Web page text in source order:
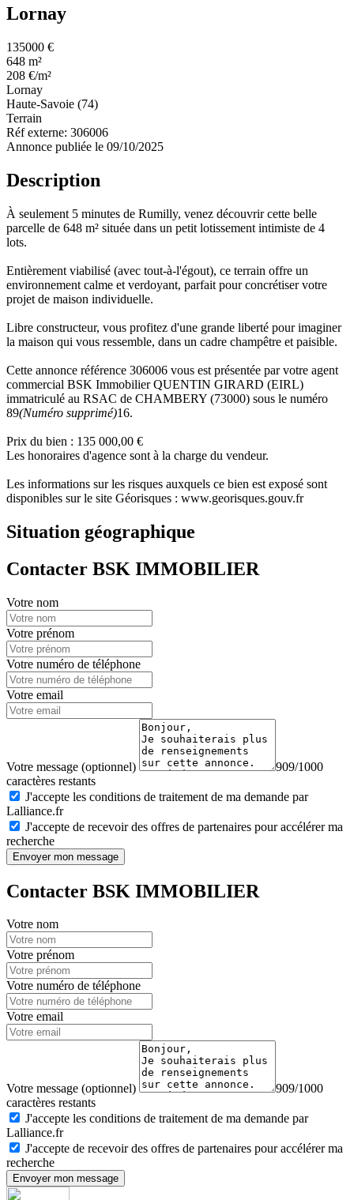
Lornay
135000 €
648 m²
208 €/m²
Lornay
Haute-Savoie (74)
Terrain
Réf externe: 306006
Annonce publiée le 09/10/2025
Description
À seulement 5 minutes de Rumilly, venez découvrir cette belle
parcelle de 648 m² située dans un petit lotissement intimiste de 4
lots.
Entièrement viabilisé (avec tout-à-l'égout), ce terrain offre un
environnement calme et verdoyant, parfait pour concrétiser votre
projet de maison individuelle.
Libre constructeur, vous profitez d'une grande liberté pour imaginer
la maison qui vous ressemble, dans un cadre champêtre et paisible.
Cette annonce référence 306006 vous est présentée par votre agent
commercial BSK Immobilier QUENTIN GIRARD (EIRL)
immatriculé au RSAC de CHAMBERY (73000) sous le numéro
89(Numéro supprimé)16.
Prix du bien : 135 000,00 €
Les honoraires d'agence sont à la charge du vendeur.
Les informations sur les risques auxquels ce bien est exposé sont
disponibles sur le site Géorisques : www.georisques.gouv.fr
Situation géographique
Contacter BSK IMMOBILIER
Votre nom
Votre prénom
Votre numéro de téléphone
Votre email
Votre message (optionnel)
909/1000
caractères restants
J'accepte les conditions de traitement de ma demande par
Lalliance.fr
J'accepte de recevoir des offres de partenaires pour accélérer ma
recherche
Envoyer mon message
Contacter BSK IMMOBILIER
Votre nom
Votre prénom
Votre numéro de téléphone
Votre email
Votre message (optionnel)
909/1000
caractères restants
J'accepte les conditions de traitement de ma demande par
Lalliance.fr
J'accepte de recevoir des offres de partenaires pour accélérer ma
recherche
Envoyer mon message